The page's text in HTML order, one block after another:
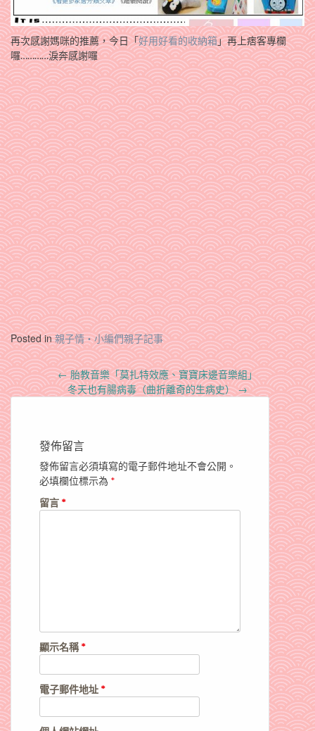
再次感謝媽咪的推薦，今日「好用好看的收納箱」再上痞客專欄
囉…………淚奔感謝囉
Posted in親子情‧小編們親子記事
Post
navigation
←胎教音樂「莫扎特效應、寶寶床邊音樂組」
冬天也有腸病毒（曲折離奇的生病史）→
發佈留言
發佈留言必須填寫的電子郵件地址不會公開。
必填欄位標示為 *
留言 *
顯示名稱*
電子郵件地址 *